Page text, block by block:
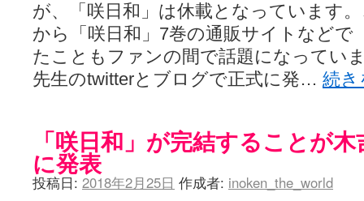
が、「咲日和」は休載となっています
から「咲日和」7巻の通販サイトなどで
たこともファンの間で話題になってい
先生のtwitterとブログで正式に発… 続
「咲日和」が完結することが
に発表
投稿日: 2018年2月25日 作成者: inoken_the_world